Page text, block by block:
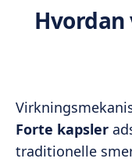
Forte kapsler
traditionelle